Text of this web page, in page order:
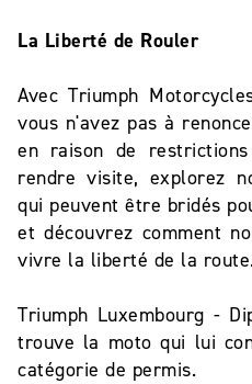
La Liberté de Rouler
Avec Triumph
vous n'avez pas à
en raison de
rendre visite, explorez
qui peuvent être bridés
et découvrez comment
vivre la liberté de la
Triumph Luxembourg -
trouve la moto qui lui
catégorie de permis.